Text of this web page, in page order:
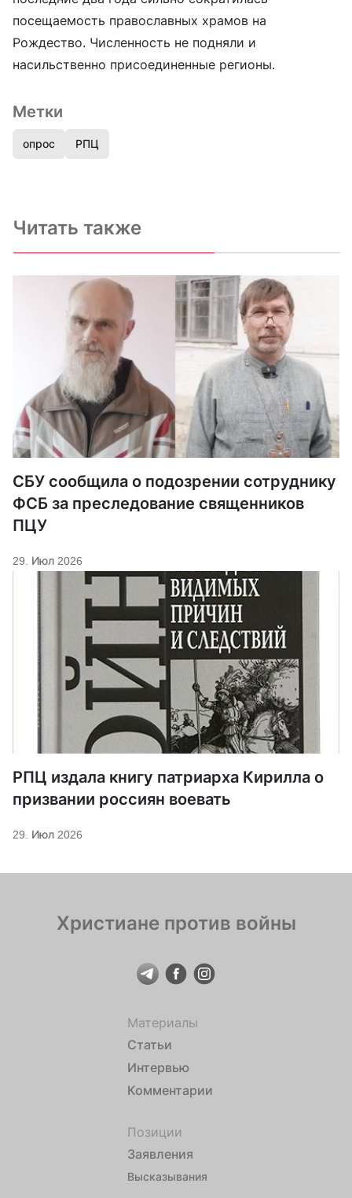
посещаемость православных храмов на
Рождество. Численность не подняли и
насильственно присоединенные регионы.
Метки
опрос РПЦ
Читать также
СБУ сообщила о подозрении сотруднику
ФСБ за преследование священников
ПЦУ
29. Июл 2026
РПЦ издала книгу патриарха Кирилла о
призвании россиян воевать
29. Июл 2026
Христиане против войны
Материалы
Статьи
Интервью
Комментарии
Позиции
Заявления
Высказывания